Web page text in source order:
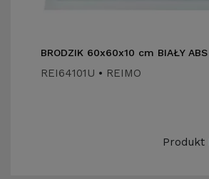
BRODZIK 60x60x10 cm BIAŁY ABS
REI64101U • REIMO
Produkt